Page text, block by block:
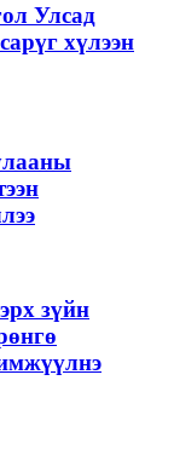
Улсад
хүлээн
зүйн